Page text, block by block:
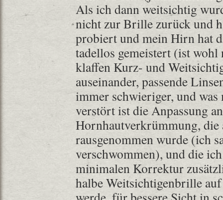
Als ich dann weitsichtig
nicht zur Brille zurück und
probiert und mein Hirn hat
tadellos gemeistert (ist
klaffen Kurz- und
auseinander, passende
immer schwieriger, und
verstört ist die Anpassung
Hornhautverkrümmung, die
rausgenommen wurde (ich
verschwommen), und die
minimalen Korrektur
halbe Weitsichtigenbrille auf